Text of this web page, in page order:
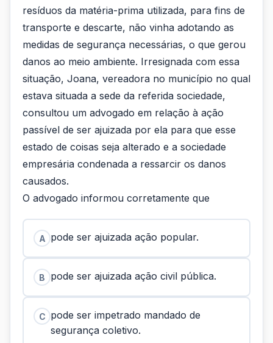
resíduos da matéria-prima utilizada, para fins de
transporte e descarte, não vinha adotando as
medidas de segurança necessárias, o que gerou
danos ao meio ambiente. Irresignada com essa
situação, Joana, vereadora no município no qual
estava situada a sede da referida sociedade,
consultou um advogado em relação à ação
passível de ser ajuizada por ela para que esse
estado de coisas seja alterado e a sociedade
empresária condenada a ressarcir os danos
causados.
O advogado informou corretamente que
A pode ser ajuizada ação popular.
B pode ser ajuizada ação civil pública.
C pode ser impetrado mandado de
segurança coletivo.